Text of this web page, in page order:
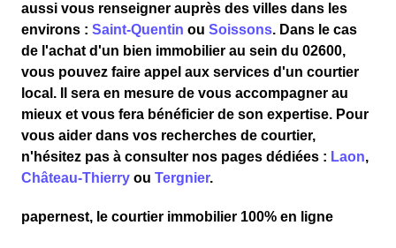
aussi vous renseigner auprès des villes dans les
environs : Saint-Quentin ou Soissons. Dans le cas
de l'achat d'un bien immobilier au sein du 02600,
vous pouvez faire appel aux services d'un courtier
local. Il sera en mesure de vous accompagner au
mieux et vous fera bénéficier de son expertise. Pour
vous aider dans vos recherches de courtier,
n'hésitez pas à consulter nos pages dédiées : Laon,
Château-Thierry ou Tergnier.
papernest, le courtier immobilier 100% en ligne